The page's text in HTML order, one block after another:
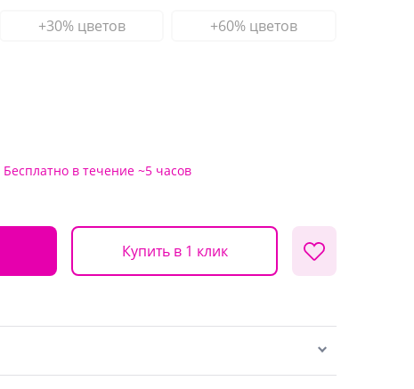
+30% цветов +60% цветов
Бесплатно в течение ~5 часов
Купить в 1 клик